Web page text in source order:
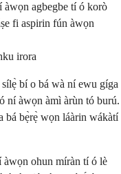
agbegbe tí ó korò
fi aspirin fún àwọn
irora
bí o bá wà ní ewu gíga
ní àwọn àmì àrùn tó burú.
bá bẹ̀rẹ̀ wọn láàrin wákàtí
àwọn ohun míràn tí ó lè